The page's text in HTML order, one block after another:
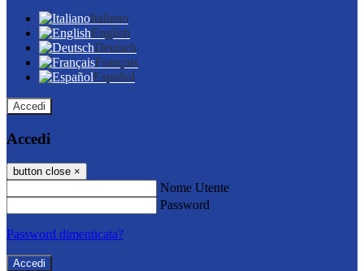
Italiano
English
Deutsch
Français
Español
Accedi
Accedi
button close ×
Nome Utente
Password
Password dimenticata?